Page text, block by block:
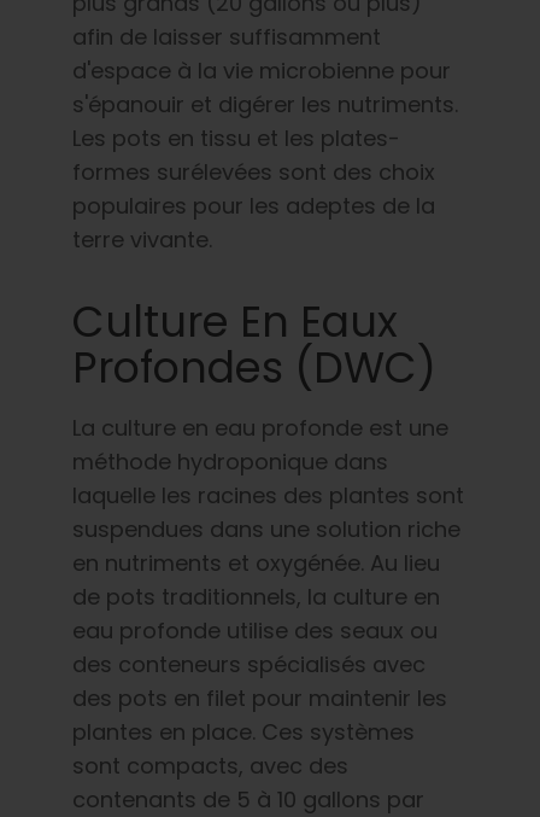
afin de laisser suffisamment
d'espace à la vie microbienne pour
s'épanouir et digérer les nutriments.
Les pots en tissu et les plates-
formes surélevées sont des choix
populaires pour les adeptes de la
terre vivante.
Culture En Eaux
Profondes (DWC)
La culture en eau profonde est une
méthode hydroponique dans
laquelle les racines des plantes sont
suspendues dans une solution riche
en nutriments et oxygénée. Au lieu
de pots traditionnels, la culture en
eau profonde utilise des seaux ou
des conteneurs spécialisés avec
des pots en filet pour maintenir les
plantes en place. Ces systèmes
sont compacts, avec des
contenants de 5 à 10 gallons par